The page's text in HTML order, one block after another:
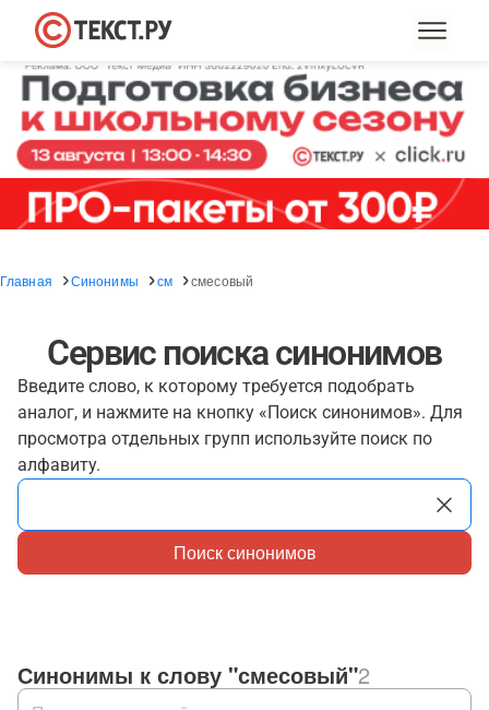
Главная Синонимы см смесовый
Сервис поиска синонимов
Введите слово, к которому требуется подобрать
аналог, и нажмите на кнопку «Поиск синонимов». Для
просмотра отдельных групп используйте поиск по
алфавиту.
Поиск синонимов
Синонимы к слову "смесовый"2